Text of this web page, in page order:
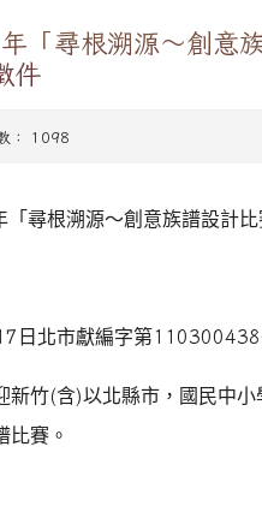
「尋根溯源～創意
件
： 1098
「尋根溯源～創意族譜設計
日北市獻編字第
新竹(含)以北縣市，國民中
比賽。